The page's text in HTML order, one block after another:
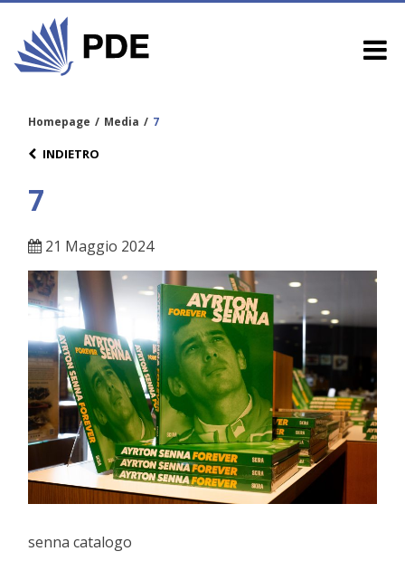
Homepage / Media / 7
INDIETRO
7
21 Maggio 2024
senna catalogo